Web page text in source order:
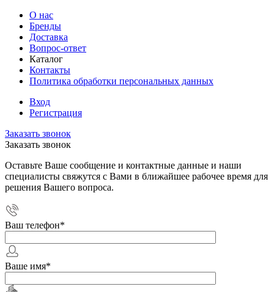
О нас
Бренды
Доставка
Вопрос-ответ
Каталог
Контакты
Политика обработки персональных данных
Вход
Регистрация
Заказать звонок
Заказать звонок
Оставьте Ваше сообщение и контактные данные и наши
специалисты свяжутся с Вами в ближайшее рабочее время для
решения Вашего вопроса.
Ваш телефон*
Ваше имя*